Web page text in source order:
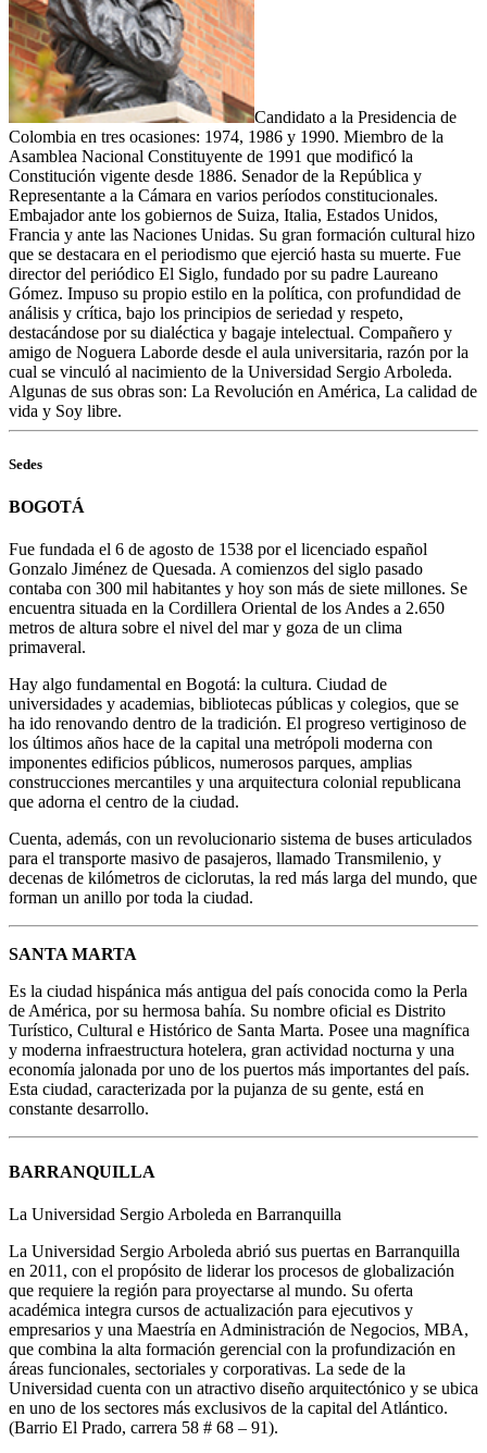
Candidato a la Presidencia de
Colombia en tres ocasiones: 1974, 1986 y 1990. Miembro de la
Asamblea Nacional Constituyente de 1991 que modificó la
Constitución vigente desde 1886. Senador de la República y
Representante a la Cámara en varios períodos constitucionales.
Embajador ante los gobiernos de Suiza, Italia, Estados Unidos,
Francia y ante las Naciones Unidas. Su gran formación cultural hizo
que se destacara en el periodismo que ejerció hasta su muerte. Fue
director del periódico El Siglo, fundado por su padre Laureano
Gómez. Impuso su propio estilo en la política, con profundidad de
análisis y crítica, bajo los principios de seriedad y respeto,
destacándose por su dialéctica y bagaje intelectual. Compañero y
amigo de Noguera Laborde desde el aula universitaria, razón por la
cual se vinculó al nacimiento de la Universidad Sergio Arboleda.
Algunas de sus obras son: La Revolución en América, La calidad de
vida y Soy libre.
Sedes
BOGOTÁ
Fue fundada el 6 de agosto de 1538 por el licenciado español
Gonzalo Jiménez de Quesada. A comienzos del siglo pasado
contaba con 300 mil habitantes y hoy son más de siete millones. Se
encuentra situada en la Cordillera Oriental de los Andes a 2.650
metros de altura sobre el nivel del mar y goza de un clima
primaveral.
Hay algo fundamental en Bogotá: la cultura. Ciudad de
universidades y academias, bibliotecas públicas y colegios, que se
ha ido renovando dentro de la tradición. El progreso vertiginoso de
los últimos años hace de la capital una metrópoli moderna con
imponentes edificios públicos, numerosos parques, amplias
construcciones mercantiles y una arquitectura colonial republicana
que adorna el centro de la ciudad.
Cuenta, además, con un revolucionario sistema de buses articulados
para el transporte masivo de pasajeros, llamado Transmilenio, y
decenas de kilómetros de ciclorutas, la red más larga del mundo, que
forman un anillo por toda la ciudad.
SANTA MARTA
Es la ciudad hispánica más antigua del país conocida como la Perla
de América, por su hermosa bahía. Su nombre oficial es Distrito
Turístico, Cultural e Histórico de Santa Marta. Posee una magnífica
y moderna infraestructura hotelera, gran actividad nocturna y una
economía jalonada por uno de los puertos más importantes del país.
Esta ciudad, caracterizada por la pujanza de su gente, está en
constante desarrollo.
BARRANQUILLA
La Universidad Sergio Arboleda en Barranquilla
La Universidad Sergio Arboleda abrió sus puertas en Barranquilla
en 2011, con el propósito de liderar los procesos de globalización
que requiere la región para proyectarse al mundo. Su oferta
académica integra cursos de actualización para ejecutivos y
empresarios y una Maestría en Administración de Negocios, MBA,
que combina la alta formación gerencial con la profundización en
áreas funcionales, sectoriales y corporativas. La sede de la
Universidad cuenta con un atractivo diseño arquitectónico y se ubica
en uno de los sectores más exclusivos de la capital del Atlántico.
(Barrio El Prado, carrera 58 # 68 – 91).